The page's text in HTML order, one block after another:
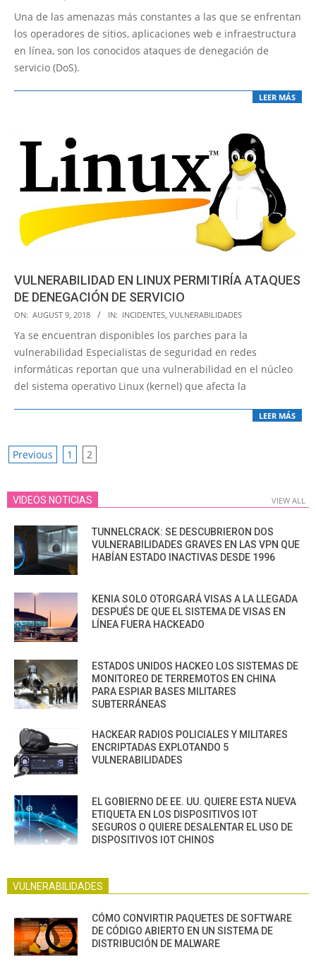
04-
24
Una de las amenazas más constantes a las que se enfrentan
los operadores de sitios, aplicaciones web e infraestructura
en línea, son los conocidos ataques de denegación de
servicio (DoS).
LEER MÁS
VULNERABILIDAD EN LINUX PERMITIRÍA ATAQUES
DE DENEGACIÓN DE SERVICIO
2018-
08-
09
ON: AUGUST 9, 2018 IN: INCIDENTES, VULNERABILIDADES
Ya se encuentran disponibles los parches para la
vulnerabilidad Especialistas de seguridad en redes
informáticas reportan que una vulnerabilidad en el núcleo
del sistema operativo Linux (kernel) que afecta la
LEER MÁS
POSTS
Previous 1 2
VIDEOS NOTICIAS VIEW ALL
TUNNELCRACK: SE DESCUBRIERON DOS
VULNERABILIDADES GRAVES EN LAS VPN QUE
HABÍAN ESTADO INACTIVAS DESDE 1996
KENIA SOLO OTORGARÁ VISAS A LA LLEGADA
DESPUÉS DE QUE EL SISTEMA DE VISAS EN
LÍNEA FUERA HACKEADO
ESTADOS UNIDOS HACKEO LOS SISTEMAS DE
MONITOREO DE TERREMOTOS EN CHINA
PARA ESPIAR BASES MILITARES
SUBTERRÁNEAS
HACKEAR RADIOS POLICIALES Y MILITARES
ENCRIPTADAS EXPLOTANDO 5
VULNERABILIDADES
EL GOBIERNO DE EE. UU. QUIERE ESTA NUEVA
ETIQUETA EN LOS DISPOSITIVOS IOT
SEGUROS O QUIERE DESALENTAR EL USO DE
DISPOSITIVOS IOT CHINOS
VULNERABILIDADES
CÓMO CONVIRTIR PAQUETES DE SOFTWARE
DE CÓDIGO ABIERTO EN UN SISTEMA DE
DISTRIBUCIÓN DE MALWARE